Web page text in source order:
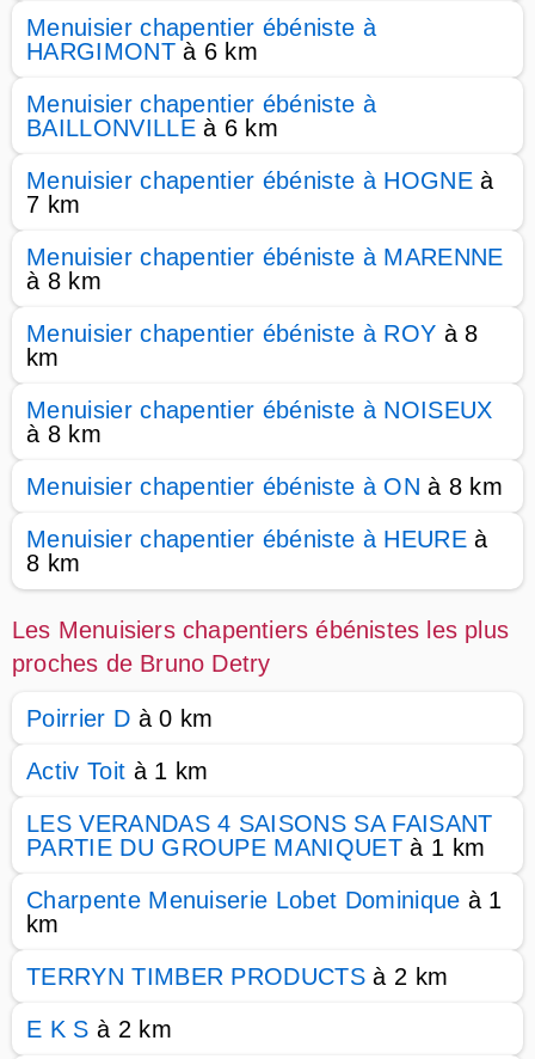
Menuisier chapentier ébéniste à
HARGIMONTà 6 km
Menuisier chapentier ébéniste à
BAILLONVILLEà 6 km
Menuisier chapentier ébéniste à HOGNEà
7 km
Menuisier chapentier ébéniste à MARENNE
à 8 km
Menuisier chapentier ébéniste à ROY à 8
km
Menuisier chapentier ébéniste à NOISEUX
à 8 km
Menuisier chapentier ébéniste à ON à 8 km
Menuisier chapentier ébéniste à HEUREà
8 km
Les Menuisiers chapentiers ébénistes les plus
proches de Bruno Detry
Poirrier D à 0 km
Activ Toit à 1 km
LES VERANDAS 4 SAISONS SA FAISANT
PARTIE DU GROUPE MANIQUET à 1 km
Charpente Menuiserie Lobet Dominique à 1
km
TERRYN TIMBER PRODUCTS à 2 km
E K S à 2 km